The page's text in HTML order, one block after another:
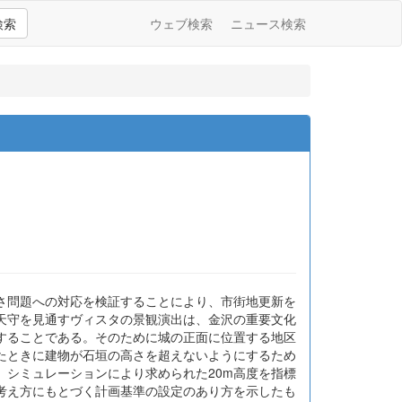
索 ウェブ検索 ニュース検索
題への対応を検証することにより、市街地更新を
を見通すヴィスタの景観演出は、金沢の重要文化
ことである。そのために城の正面に位置する地区
きに建物が石垣の高さを超えないようにするため
ミュレーションにより求められた20m高度を指標
方にもとづく計画基準の設定のあり方を示したも